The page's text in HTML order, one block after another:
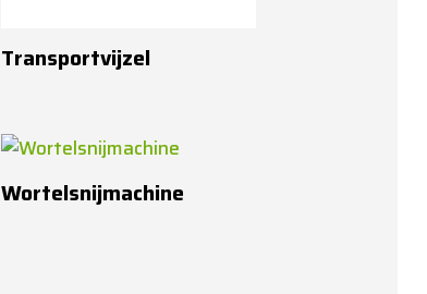
Transportvijzel
Wortelsnijmachine